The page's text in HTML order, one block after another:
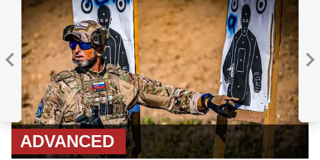
MASTER
GEWEHR: DEFENSIVES
SCHIESSEN MIT
AUSNUTZUNG EINES A
UTOS LEVEL 2
ADVANCED